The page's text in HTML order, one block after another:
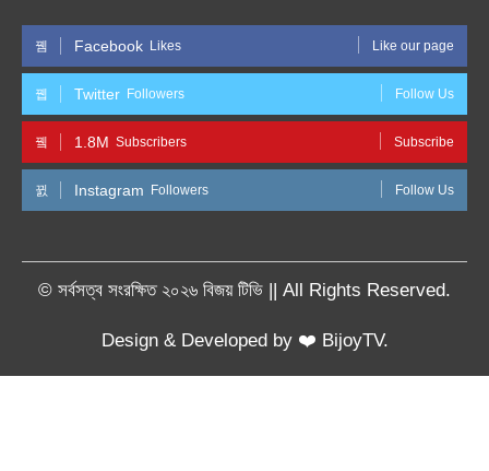
Facebook Likes Like our page
Twitter Followers Follow Us
1.8M Subscribers Subscribe
Instagram Followers Follow Us
© সর্বসত্ব সংরক্ষিত ২০২৬ বিজয় টিভি || All Rights Reserved.
Design & Developed by ❤️ BijoyTV.